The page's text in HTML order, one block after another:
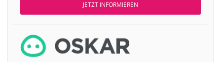
JETZT INFORMIEREN